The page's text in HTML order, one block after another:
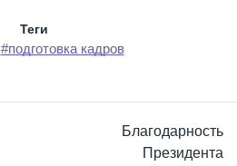
Теги
#подготовка кадров
Благодарность
Президента